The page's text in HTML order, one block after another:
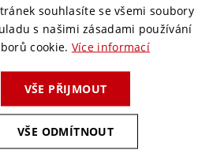
souhlasíte se všemi soubory
s našimi zásadami používání
cookie. Více informací
VŠE PŘIJMOUT
VŠE ODMÍTNOUT